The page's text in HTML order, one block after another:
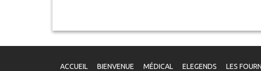
ACCUEIL BIENVENUE MÉDICAL ELEGENDS LES